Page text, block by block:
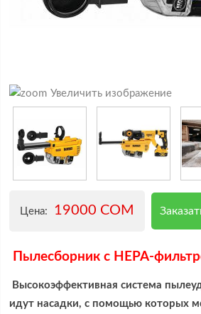
Увеличить изображение
Цена: 19000 COM
Пылесборник с HEPA-
Высокоэффективная система
идут насадки, с помощью которых